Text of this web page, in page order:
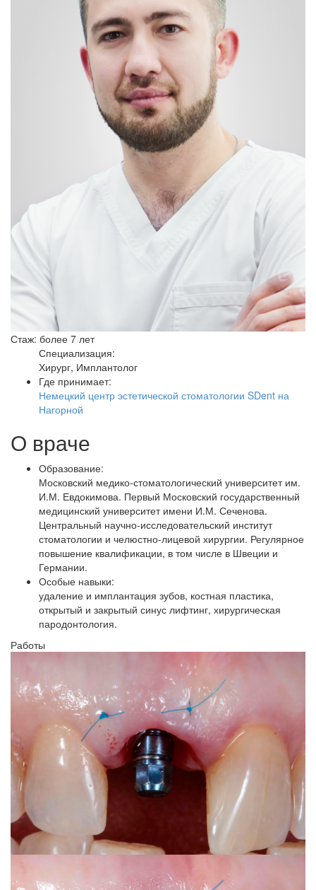
Стаж: более 7 лет
Специализация:
Хирург, Имплантолог
Где принимает:
Немецкий центр эстетической стоматологии SDent на
Нагорной
О враче
Образование:
Московский медико-стоматологический университет им.
И.М. Евдокимова. Первый Московский государственный
медицинский университет имени И.М. Сеченова.
Центральный научно-исследовательский институт
стоматологии и челюстно-лицевой хирургии. Регулярное
повышение квалификации, в том числе в Швеции и
Германии.
Особые навыки:
удаление и имплантация зубов, костная пластика,
открытый и закрытый синус лифтинг, хирургическая
пародонтология.
Работы